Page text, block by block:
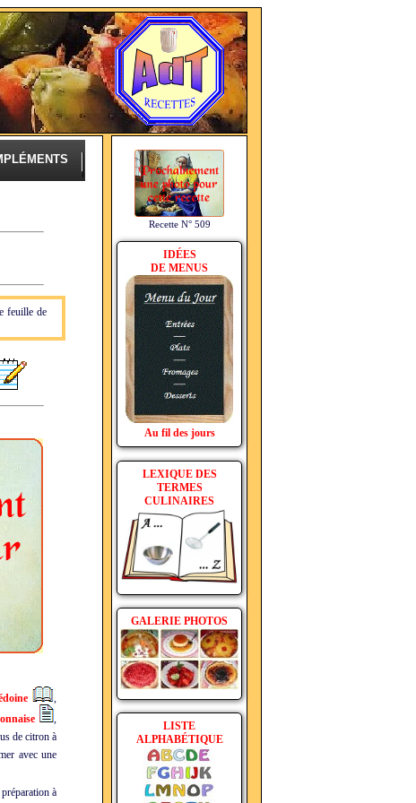
feuille de
,
,
de citron à
avec une
à
Recette N° 509
IDÉES
DE MENUS
Au fil des jours
LEXIQUE DES
TERMES
CULINAIRES
GALERIE PHOTOS
LISTE
ALPHABÉTIQUE